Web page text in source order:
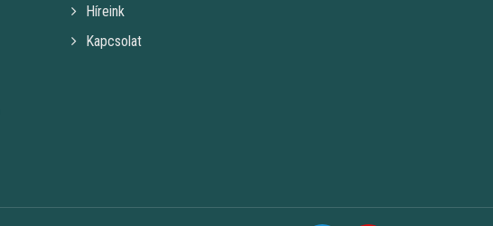
Híreink
Kapcsolat